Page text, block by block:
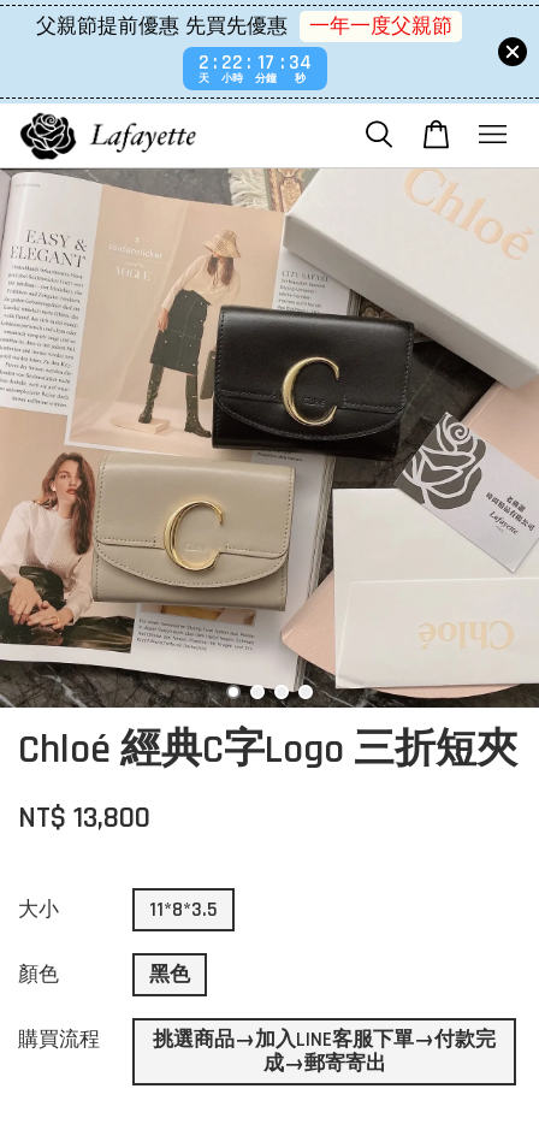
父親節提前優惠 先買先優惠
一年一度父親節
2
天
22
小時
17
分鐘
34
秒
Chloé 經典C字Logo 三折短夾
NT$ 13,800
大小 11*8*3.5
顏色 黑色
購買流程
挑選商品→加入LINE客服下單→付款完
成→郵寄寄出